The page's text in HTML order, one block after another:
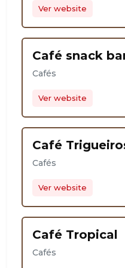
Ver website
Café snack
Cafés
Ver website
Café
Cafés
Ver website
Café Tropical
Cafés